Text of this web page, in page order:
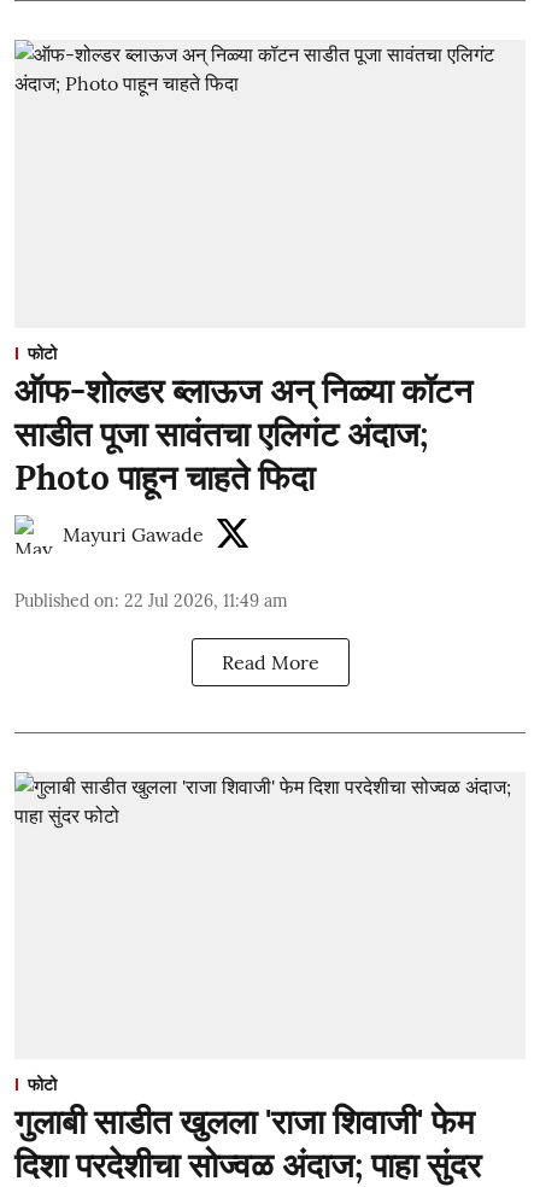
फोटो
ऑफ-शोल्डर ब्लाऊज अन् निळ्या कॉटन
साडीत पूजा सावंतचा एलिगंट अंदाज;
Photo पाहून चाहते फिदा
Mayuri Gawade
Published on: 22 Jul 2026, 11:49 am
Read More
फोटो
गुलाबी साडीत खुलला 'राजा शिवाजी' फेम
दिशा परदेशीचा सोज्वळ अंदाज; पाहा सुंदर